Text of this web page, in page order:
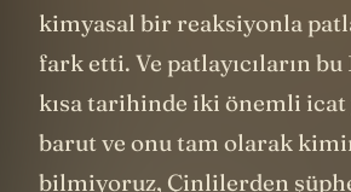
kimyasal bir reaksiyonla
fark etti. Ve patlayıcıların bu
kısa tarihinde iki önemli icat
barut ve onu tam olarak
bilmiyoruz, Çinlilerden